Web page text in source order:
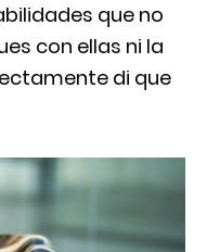
que no
con ellas ni la
di que